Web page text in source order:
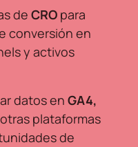
de CRO para
conversión en
y activos
datos en GA4,
plataformas
de